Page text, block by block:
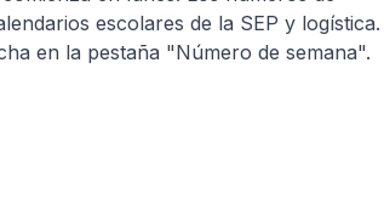
escolares de la SEP y logística.
en la pestaña "Número de semana".